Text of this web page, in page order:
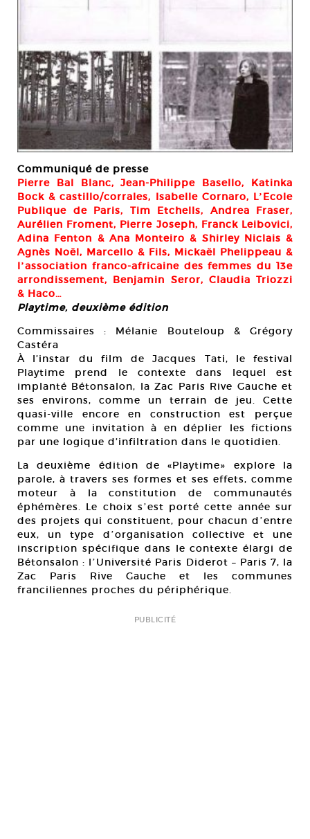
Communiqué de presse
Pierre Bal Blanc, Jean-Philippe Basello, Katinka
Bock & castillo/corrales, Isabelle Cornaro, LʼEcole
Publique de Paris, Tim Etchells, Andrea Fraser,
Aurélien Froment, Pierre Joseph, Franck Leibovici,
Adina Fenton & Ana Monteiro & Shirley Niclais &
Agnès Noël, Marcello & Fils, Mickaël Phelippeau &
lʼassociation franco-africaine des femmes du 13e
arrondissement, Benjamin Seror, Claudia Triozzi
& Haco…
Playtime, deuxième édition
Commissaires : Mélanie Bouteloup & Grégory
Castéra
À l’instar du film de Jacques Tati, le festival
Playtime prend le contexte dans lequel est
implanté Bétonsalon, la Zac Paris Rive Gauche et
ses environs, comme un terrain de jeu. Cette
quasi-ville encore en construction est perçue
comme une invitation à en déplier les fictions
par une logique d’infiltration dans le quotidien.
La deuxième édition de «Playtime» explore la
parole, à travers ses formes et ses effets, comme
moteur à la constitution de communautés
éphémères. Le choix sʼest porté cette année sur
des projets qui constituent, pour chacun dʼentre
eux, un type dʼorganisation collective et une
inscription spécifique dans le contexte élargi de
Bétonsalon : lʼUniversité Paris Diderot – Paris 7, la
Zac Paris Rive Gauche et les communes
franciliennes proches du périphérique.
PUBLICITÉ